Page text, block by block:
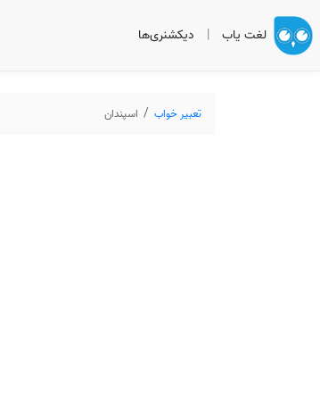
لغت یاب | دیکشنری‌ها
تعبیر خواب اسپندان